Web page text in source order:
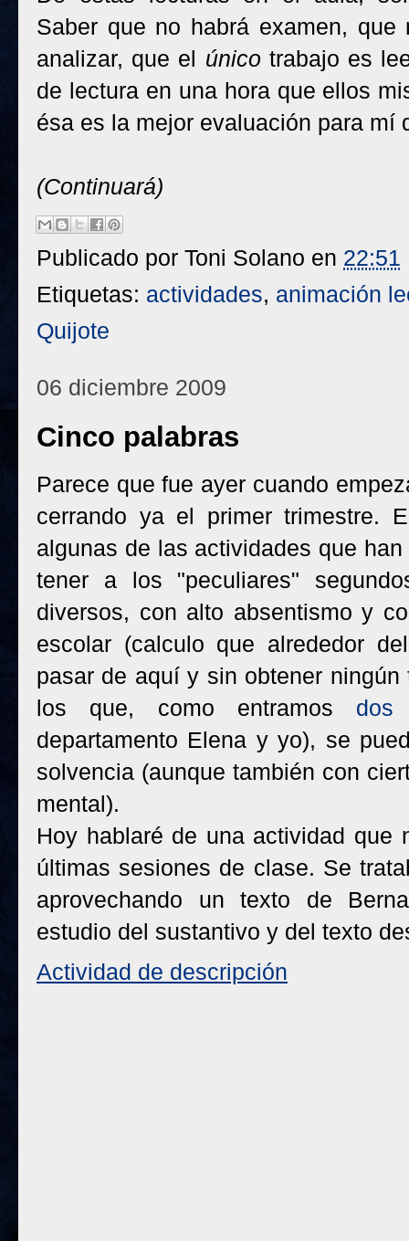
Saber que no habrá examen,
analizar, que el único trabajo es
de lectura en una hora que ellos
ésa es la mejor evaluación para mí
(Continuará)
Publicado por Toni Solano en 22:51
Etiquetas: actividades, animación
Quijote
06 diciembre 2009
Cinco palabras
Parece que fue ayer cuando
cerrando ya el primer trimestre.
algunas de las actividades que
tener a los "peculiares"
diversos, con alto absentismo y
escolar (calculo que alrededor
pasar de aquí y sin obtener
los que, como entramos dos
departamento Elena y yo), se
solvencia (aunque también con
mental).
Hoy hablaré de una actividad
últimas sesiones de clase. Se
aprovechando un texto de
estudio del sustantivo y del texto
Actividad de descripción